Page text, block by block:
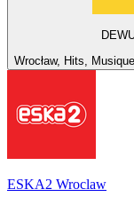
Wrocław, Hits,
ESKA2 Wroclaw